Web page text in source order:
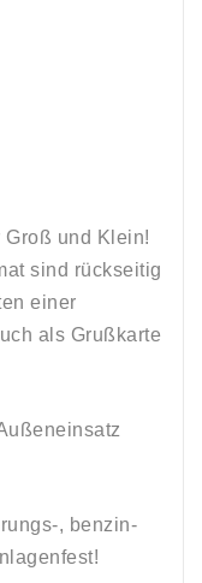
und Klein!
sind rückseitig
einer
als Grußkarte
, benzin-
!